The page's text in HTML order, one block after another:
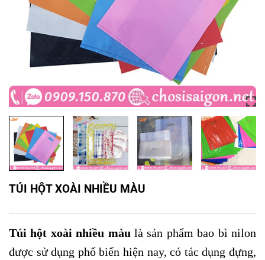
TÚI HỘT XOÀI NHIỀU MÀU
Túi hột xoài nhiều màu là sản phẩm bao bì nilon
được sử dụng phổ biến hiện nay, có tác dụng đựng,